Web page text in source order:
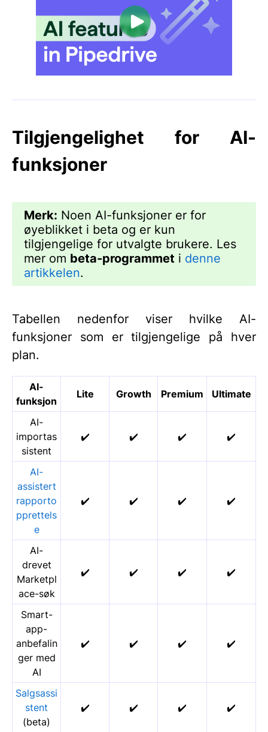
Tilgjengelighet for AI-
funksjoner
Merk: Noen AI-funksjoner er for
øyeblikket i beta og er kun
tilgjengelige for utvalgte brukere. Les
mer om beta-programmet i denne
artikkelen.
Tabellen nedenfor viser hvilke AI-
funksjoner som er tilgjengelige på hver
plan.
AI-
funksjon
Lite Growth Premium Ultimate
AI-
importas
sistent
✔️ ✔️ ✔️ ✔️
AI-
assistert
rapporto
pprettels
e
✔️ ✔️ ✔️ ✔️
AI-
drevet
Marketpl
ace-søk
✔️ ✔️ ✔️ ✔️
Smart-
app-
anbefalin
ger med
AI
✔️ ✔️ ✔️ ✔️
Salgsassi
stent
(beta)
✔️ ✔️ ✔️ ✔️